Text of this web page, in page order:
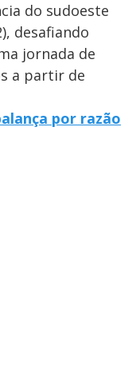
do sudoeste
desafiando
jornada de
a partir de
por razão